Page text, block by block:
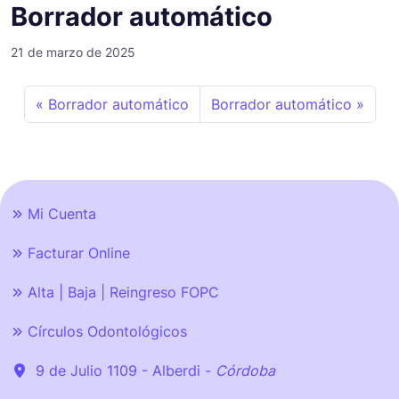
Borrador automático
21 de marzo de 2025
Borrador automático Borrador automático
Mi Cuenta
Facturar Online
Alta | Baja | Reingreso FOPC
Círculos Odontológicos
9 de Julio 1109 - Alberdi - Córdoba